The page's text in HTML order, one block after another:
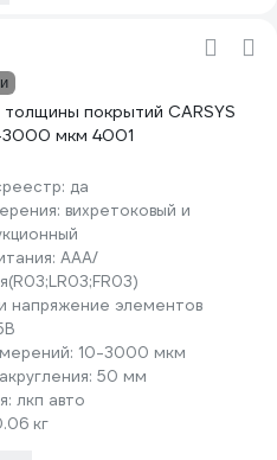
покрытий CARSYS
3000 мкм 4001
да
вихретоковый и
AAA/
напряжение элементов
10-3000 мкм
50 мм
лкп авто
кг